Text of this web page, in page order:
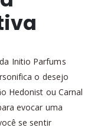
da Initio Parfums
o desejo
Hedonist ou Carnal
evocar uma
se sentir